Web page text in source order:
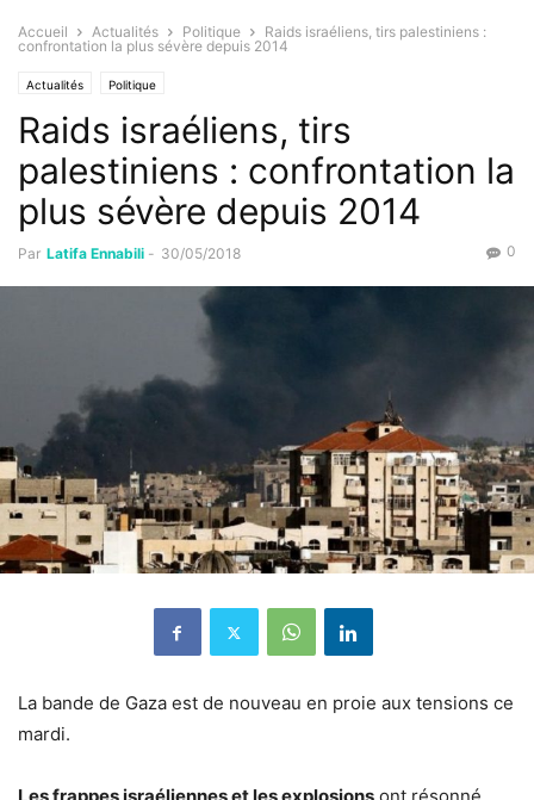
Accueil Actualités Politique
Raids israéliens, tirs palestiniens :
confrontation la plus sévère depuis 2014
Actualités Politique
Raids israéliens, tirs
palestiniens : confrontation la
plus sévère depuis 2014
Par Latifa Ennabili - 30/05/2018 0
La bande de Gaza est de nouveau en proie aux tensions ce
mardi.